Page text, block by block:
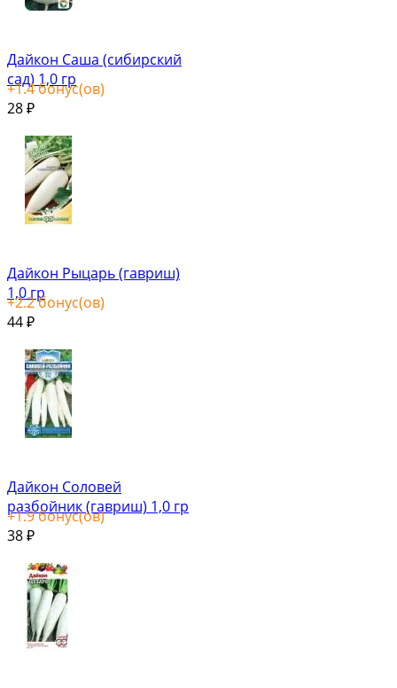
Дайкон Саша (сибирский
сад) 1,0 гр
+1.4бонус(ов)
28 ₽
Дайкон Рыцарь (гавриш)
1,0 гр
+2.2бонус(ов)
44 ₽
Дайкон Соловей
разбойник (гавриш) 1,0 гр
+1.9бонус(ов)
38 ₽